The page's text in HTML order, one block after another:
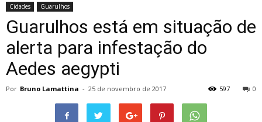
Cidades Guarulhos
Guarulhos está em situação de
alerta para infestação do
Aedes aegypti
Por Bruno Lamattina - 25 de novembro de 2017 0
597